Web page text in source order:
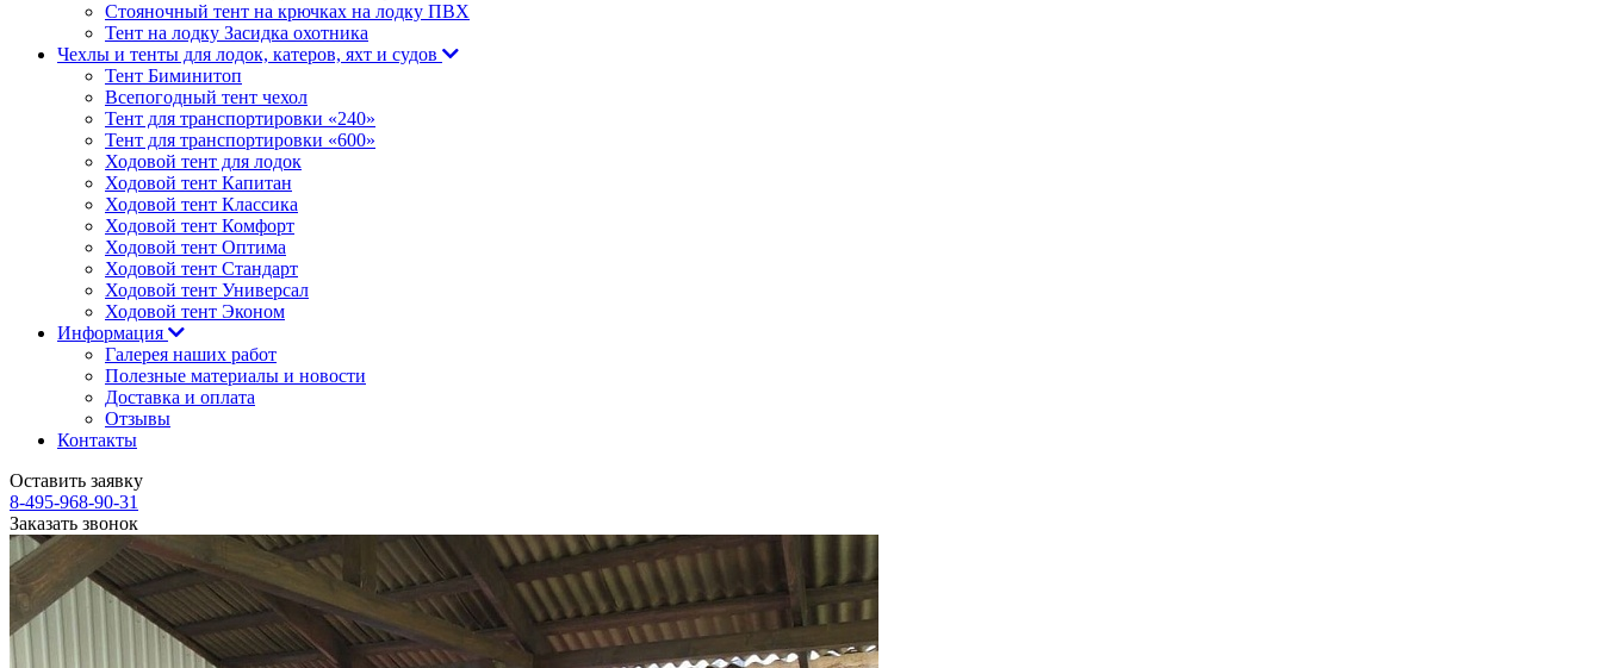
Стояночный тент на крючках на лодку ПВХ
Тент на лодку Засидка охотника
Чехлы и тенты для лодок, катеров, яхт и судов
Тент Биминитоп
Всепогодный тент чехол
Тент для транспортировки «240»
Тент для транспортировки «600»
Ходовой тент для лодок
Ходовой тент Капитан
Ходовой тент Классика
Ходовой тент Комфорт
Ходовой тент Оптима
Ходовой тент Стандарт
Ходовой тент Универсал
Ходовой тент Эконом
Информация
Галерея наших работ
Полезные материалы и новости
Доставка и оплата
Отзывы
Контакты
Оставить заявку
8-495-968-90-31
Заказать звонок